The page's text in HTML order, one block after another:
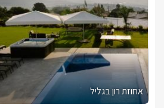
אחוזת רון בגליל